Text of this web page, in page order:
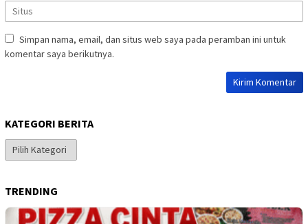
Simpan nama, email, dan situs web saya pada peramban ini untuk
komentar saya berikutnya.
KATEGORI BERITA
Kategori
Berita
TRENDING